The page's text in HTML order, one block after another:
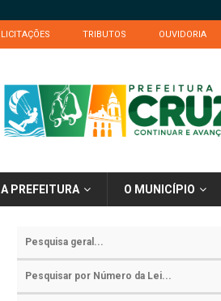
LICITAÇÕES TRIBUTOS OUVIDORIA
A PREFEITURA O MUNICÍPIO